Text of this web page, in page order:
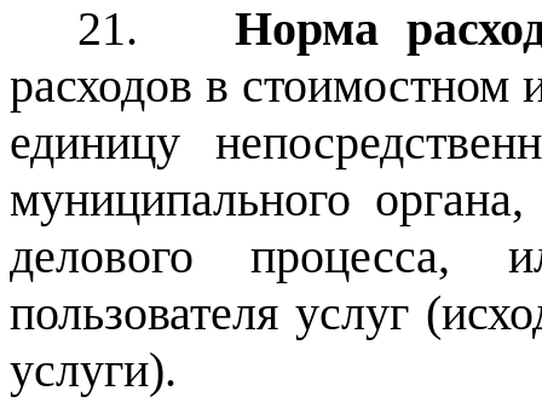
21.
Норма
расходов в
единицу
муниципального
делового
пользователя услуг
услуги).